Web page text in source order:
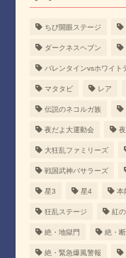
ちび開眼ステージ
ダークネスヘブン
バレンタインvsホワイト
マタタビ レア
伝説のネコルガ族
夜だよ大運動会
大狂乱ファミリーズ
戦国武神バサラーズ
星3 星4 本
狂乱ステージ 紅
絶・地獄門 絶・
絶・緊急爆風警報